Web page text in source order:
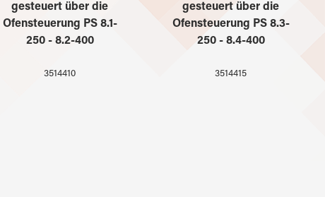
gesteuert über die
Ofensteuerung PS 8.1-
250 - 8.2-400
3514410
gesteuert über die
Ofensteuerung PS 8.3-
250 - 8.4-400
3514415